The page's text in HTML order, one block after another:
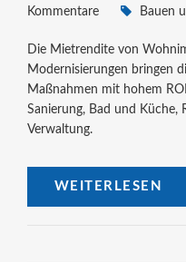
Kommentare
Bauen
Die Mietrendite von
Modernisierungen bringen
Maßnahmen mit hohem
Sanierung, Bad und Küche,
Verwaltung.
WEITERLESEN